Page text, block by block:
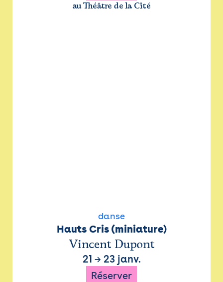
au Théâtre de la Cité
danse
Hauts Cris (miniature)
Vincent Dupont
21 → 23 janv.
Réserver